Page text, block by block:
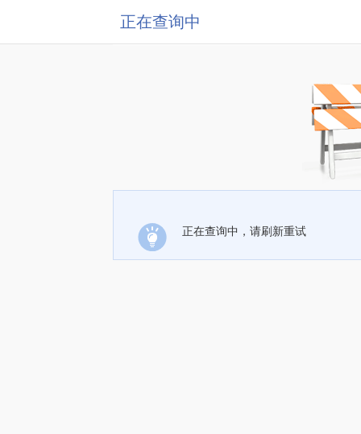
正在查询中
正在查询中，请刷新重试